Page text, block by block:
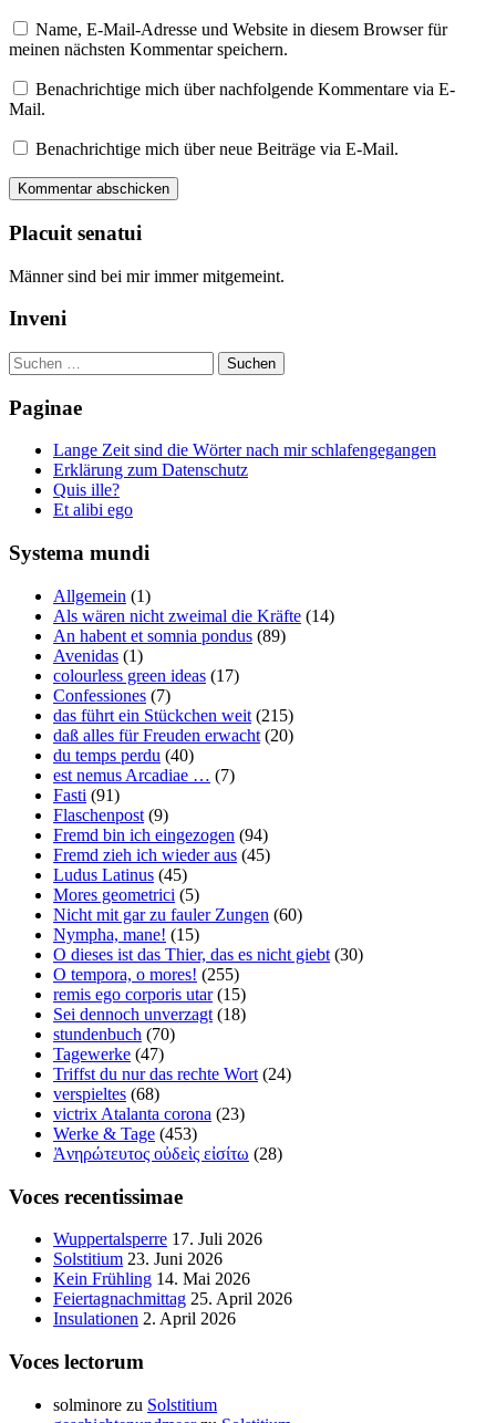
Name, E-Mail-Adresse und Website in diesem Browser für
meinen nächsten Kommentar speichern.
Benachrichtige mich über nachfolgende Kommentare via E-
Mail.
Benachrichtige mich über neue Beiträge via E-Mail.
Placuit senatui
Männer sind bei mir immer mitgemeint.
Inveni
Suchen
nach:
Paginae
Lange Zeit sind die Wörter nach mir schlafengegangen
Erklärung zum Datenschutz
Quis ille?
Et alibi ego
Systema mundi
Allgemein (1)
Als wären nicht zweimal die Kräfte (14)
An habent et somnia pondus (89)
Avenidas (1)
colourless green ideas (17)
Confessiones (7)
das führt ein Stückchen weit (215)
daß alles für Freuden erwacht (20)
du temps perdu (40)
est nemus Arcadiae … (7)
Fasti (91)
Flaschenpost (9)
Fremd bin ich eingezogen (94)
Fremd zieh ich wieder aus (45)
Ludus Latinus (45)
Mores geometrici (5)
Nicht mit gar zu fauler Zungen (60)
Nympha, mane! (15)
O dieses ist das Thier, das es nicht giebt (30)
O tempora, o mores! (255)
remis ego corporis utar(15)
Sei dennoch unverzagt (18)
stundenbuch (70)
Tagewerke (47)
Triffst du nur das rechte Wort (24)
verspieltes (68)
victrix Atalanta corona (23)
Werke & Tage (453)
Ἀνηρώτευτος οὐδεὶς εἰσίτω (28)
Voces recentissimae
Wuppertalsperre 17. Juli 2026
Solstitium 23. Juni 2026
Kein Frühling 14. Mai 2026
Feiertagnachmittag 25. April 2026
Insulationen 2. April 2026
Voces lectorum
solminore zu Solstitium